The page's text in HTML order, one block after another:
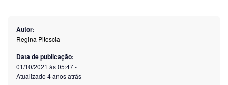
Autor:
Regina Pitoscia
Data de publicação:
01/10/2021 às 05:47-
Atualizado 4 anos atrás